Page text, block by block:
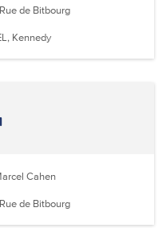
de Bitbourg
Kennedy
Cahen
de Bitbourg